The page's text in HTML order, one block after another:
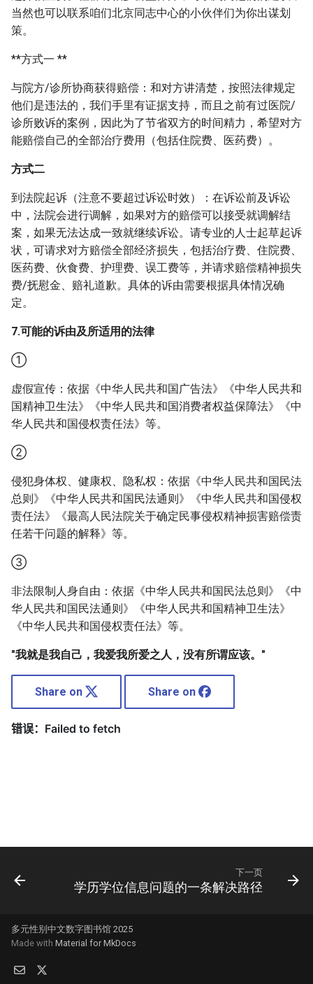
当然也可以联系咱们北京同志中心的小伙伴们为你出谋划
策。
**方式一 **
与院方/诊所协商获得赔偿：和对方讲清楚，按照法律规定
他们是违法的，我们手里有证据支持，而且之前有过医院/
诊所败诉的案例，因此为了节省双方的时间精力，希望对方
能赔偿自己的全部治疗费用（包括住院费、医药费）。
方式二
到法院起诉（注意不要超过诉讼时效）：在诉讼前及诉讼
中，法院会进行调解，如果对方的赔偿可以接受就调解结
案，如果无法达成一致就继续诉讼。请专业的人士起草起诉
状，可请求对方赔偿全部经济损失，包括治疗费、住院费、
医药费、伙食费、护理费、误工费等，并请求赔偿精神损失
费/抚慰金、赔礼道歉。具体的诉由需要根据具体情况确
定。
7.可能的诉由及所适用的法律
①
虚假宣传：依据《中华人民共和国广告法》《中华人民共和
国精神卫生法》《中华人民共和国消费者权益保障法》《中
华人民共和国侵权责任法》等。
②
侵犯身体权、健康权、隐私权：依据《中华人民共和国民法
总则》《中华人民共和国民法通则》《中华人民共和国侵权
责任法》《最高人民法院关于确定民事侵权精神损害赔偿责
任若干问题的解释》等。
③
非法限制人身自由：依据《中华人民共和国民法总则》《中
华人民共和国民法通则》《中华人民共和国精神卫生法》
《中华人民共和国侵权责任法》等。
"我就是我自己，我爱我所爱之人，没有所谓应该。"
Share on Share on
下一页
学历学位信息问题的一条解决路径
多元性别中文数字图书馆 2025
Made with Material for MkDocs